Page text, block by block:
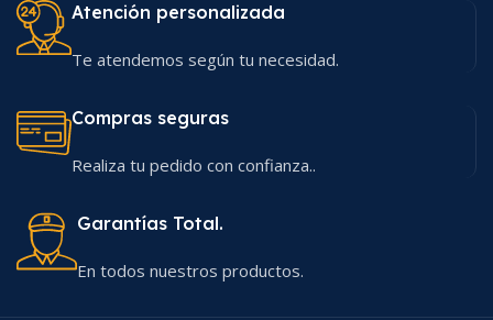
Atención personalizada
Te atendemos según tu necesidad.
Compras seguras
Realiza tu pedido con confianza..
Garantías Total.
En todos nuestros productos.